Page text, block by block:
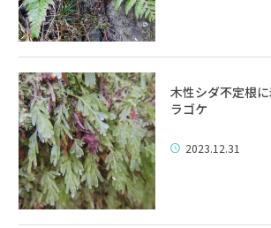
木性シダ不定根
ラゴケ
2023.12.31